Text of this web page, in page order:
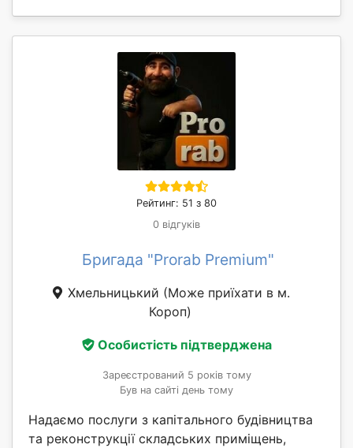
Рейтинг: 51 з 80
0 відгуків
Бригада "Prorab Premium"
Хмельницький (Може приїхати в м.
Короп)
Особистість підтверджена
Зареєстрований 5 років тому
Був на сайті день тому
Надаємо послуги з капітального будівництва
та реконструкції складських приміщень,